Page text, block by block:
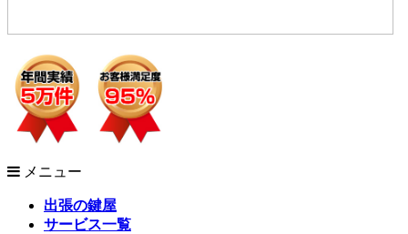
メニュー
出張の鍵屋
サービス一覧